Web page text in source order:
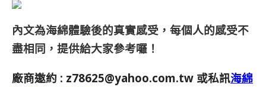
內文為海綿體驗後的真實感受，每個人的感受不
盡相同，提供給大家參考囉！
廠商邀約 : z78625@yahoo.com.tw 或私訊海綿